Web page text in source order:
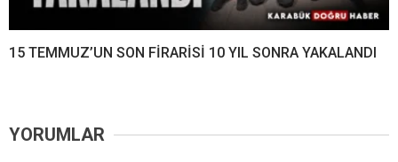
15 TEMMUZ’UN SON FİRARİSİ 10 YIL SONRA YAKALANDI
YORUMLAR